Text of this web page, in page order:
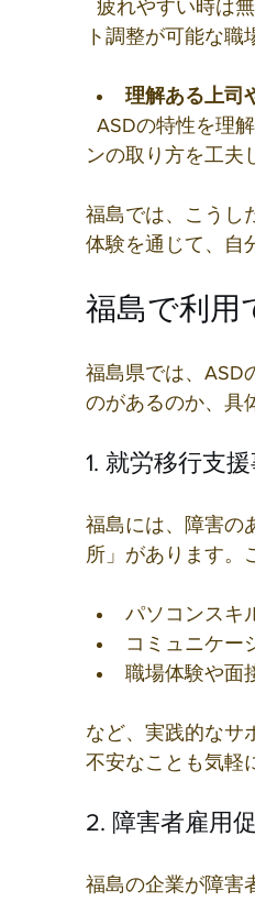
ト調整が可能な職
理解ある上司
ンの取り方を工夫
福島では、こうし
体験を通じて、自
福島で利用
福島県では、ASD
のがあるのか、具
1. 就労移行支
福島には、障害の
所」があります。
パソコンスキ
コミュニケー
職場体験や面
など、実践的なサ
不安なことも気軽
2. 障害者雇用
福島の企業が障害